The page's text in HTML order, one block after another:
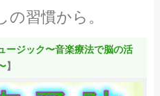
の習慣から。
ージック〜音楽療法で脳の活
】